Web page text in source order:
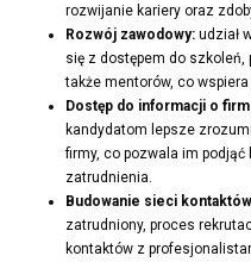
rozwijanie kariery oraz
Rozwój zawodowy: udział
się z dostępem do
także mentorów, co
Dostęp do informacji o
kandydatom lepsze
firmy, co pozwala im
zatrudnienia.
Budowanie sieci
zatrudniony, proces
kontaktów z